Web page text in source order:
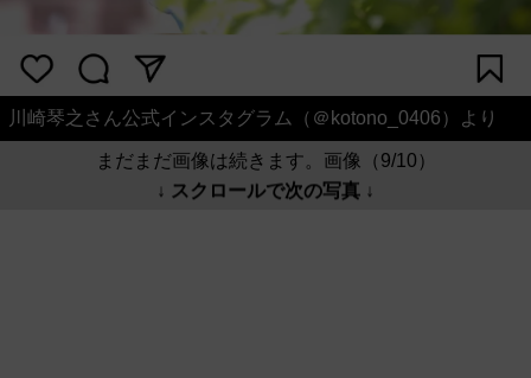
川崎琴之さん公式インスタグラム（＠kotono_0406）より
まだまだ画像は続きます。画像（9/10）
↓ スクロールで次の写真 ↓